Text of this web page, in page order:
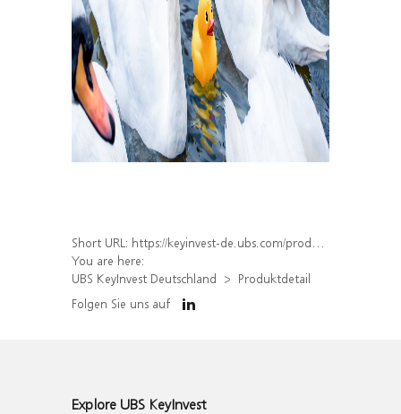
Short URL: https://keyinvest-de.ubs.com/produkt/detail/index/isin/DE000UBS2KX8
You are here:
UBS KeyInvest Deutschland
Produktdetail
Folgen Sie uns auf
Explore UBS KeyInvest